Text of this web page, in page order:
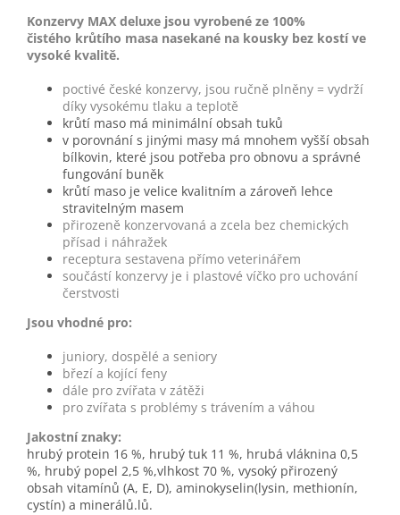
Konzervy MAX deluxe jsou vyrobené ze 100%
čistého krůtího masa nasekané na kousky bez kostí ve
vysoké kvalitě.
poctivé české konzervy, jsou ručně plněny = vydrží
díky vysokému tlaku a teplotě
krůtí maso má minimální obsah tuků
v porovnání s jinými masy má mnohem vyšší obsah
bílkovin, které jsou potřeba pro obnovu a správné
fungování buněk
krůtí maso je velice kvalitním a zároveň lehce
stravitelným masem
přirozeně konzervovaná a zcela bez chemických
přísad i náhražek
receptura sestavena přímo veterinářem
součástí konzervy je i plastové víčko pro uchování
čerstvosti
Jsou vhodné pro:
juniory, dospělé a seniory
březí a kojící feny
dále pro zvířata v zátěži
pro zvířata s problémy s trávením a váhou
Jakostní znaky:
hrubý protein 16 %, hrubý tuk 11 %, hrubá vláknina 0,5
%, hrubý popel 2,5 %,vlhkost 70 %, vysoký přirozený
obsah vitamínů (A, E, D), aminokyselin(lysin, methionín,
cystín) a minerálů.lů.